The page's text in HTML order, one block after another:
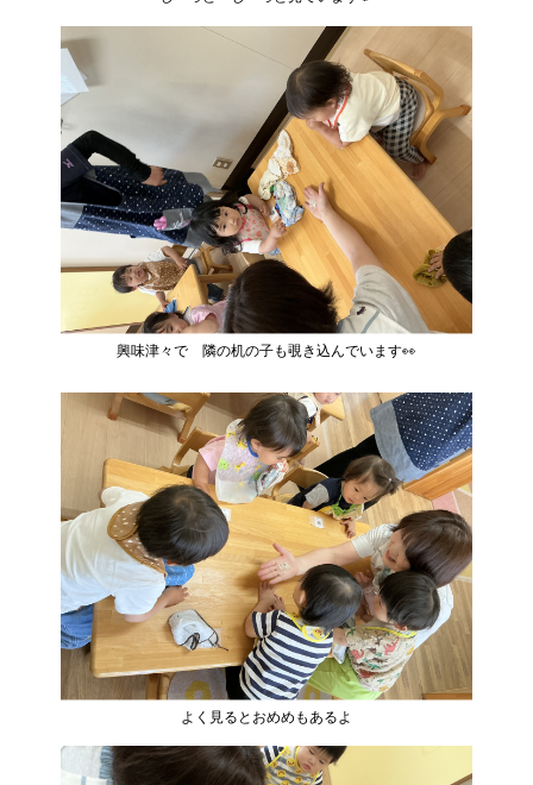
興味津々で 隣の机の子も覗き込んでいます👀
よく見るとおめめもあるよ